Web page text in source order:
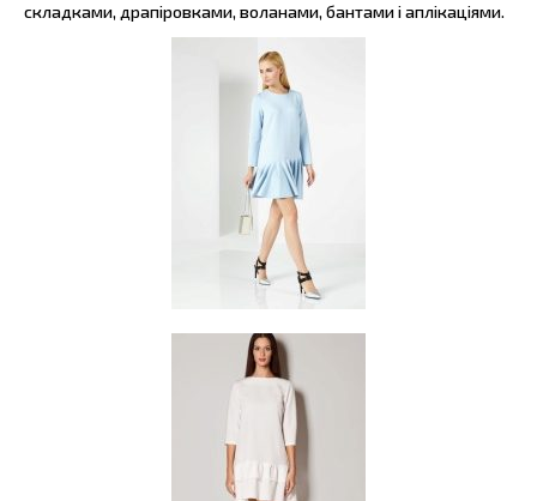
складками, драпіровками, воланами, бантами і аплікаціями.